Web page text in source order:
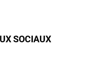
SOCIAUX